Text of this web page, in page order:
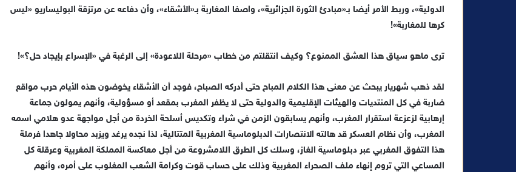
الدولية»، وربط الأمر أيضا بـ«مبادئ الثورة الجزائرية»، واصفا المغاربة بـ«الأشقاء»، وأن دفاعه عن مرتزقة البوليساريو «ليس
كرها للمغاربة»!
ترى ماهو سياق هذا العشق الممنوع؟ وكيف انتقلتم من خطاب «مرحلة اللاعودة» إلى الرغبة في «الإسراع بإيجاد حل؟»!
لقد ذهب شهريار يبحث عن معنى هذا الكلام المباح حتى أدركه الصباح، فوجد أن الأشقاء يخوضون هذه الأيام حرب مواقع
ضاربة في كل المنتديات والهيئات الإقليمية والدولية حتى لا يظفر المغرب بمقعد أو مسؤولية، وأنهم يمولون جماعة
إرهابية لزعزعة استقرار المغرب، وأنهم يسابقون الزمن في شراء وتكديس أسلحة الخردة من أجل مواجهة عدو هلامي اسمه
المغرب، وأن نظام العسكر قد هالته الانتصارات الدبلوماسية المغربية المتتالية، لذا نجده يرغد ويزبد محاولا جاهدا فرملة
هذا التفوق المغربي عبر دبلوماسية الغاز، وسلك كل الطرق اللامشروعة من أجل معاكسة المملكة المغربية وعرقلة كل
المساعي التي تروم إنهاء ملف الصحراء المغربية وذلك على حساب قوت وكرامة الشعب المغلوب على أمره، وأنهم